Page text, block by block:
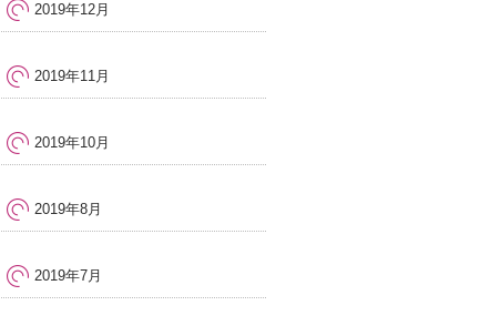
2019年12月
2019年11月
2019年10月
2019年8月
2019年7月